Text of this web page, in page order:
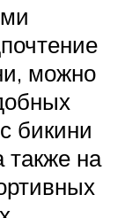
можно
бикини
на